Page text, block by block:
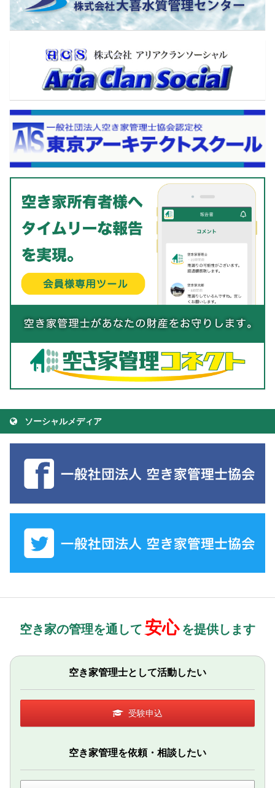
ソーシャルメディア
空き家の管理を通して 安心 を提供します
空き家管理士として活動したい
受験申込
空き家管理を依頼・相談したい